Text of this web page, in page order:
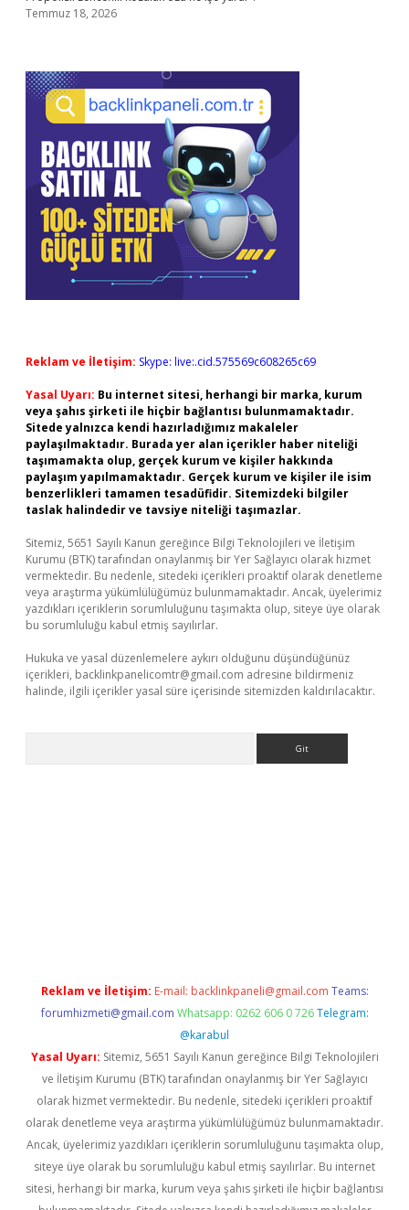
Temmuz 18, 2026
Reklam ve İletişim: Skype: live:.cid.575569c608265c69
Yasal Uyarı: Bu internet sitesi, herhangi bir marka, kurum
veya şahıs şirketi ile hiçbir bağlantısı bulunmamaktadır.
Sitede yalnızca kendi hazırladığımız makaleler
paylaşılmaktadır. Burada yer alan içerikler haber niteliği
taşımamakta olup, gerçek kurum ve kişiler hakkında
paylaşım yapılmamaktadır. Gerçek kurum ve kişiler ile isim
benzerlikleri tamamen tesadüfidir. Sitemizdeki bilgiler
taslak halindedir ve tavsiye niteliği taşımazlar.
Sitemiz, 5651 Sayılı Kanun gereğince Bilgi Teknolojileri ve İletişim
Kurumu (BTK) tarafından onaylanmış bir Yer Sağlayıcı olarak hizmet
vermektedir. Bu nedenle, sitedeki içerikleri proaktif olarak denetleme
veya araştırma yükümlülüğümüz bulunmamaktadır. Ancak, üyelerimiz
yazdıkları içeriklerin sorumluluğunu taşımakta olup, siteye üye olarak
bu sorumluluğu kabul etmiş sayılırlar.
Hukuka ve yasal düzenlemelere aykırı olduğunu düşündüğünüz
içerikleri, backlinkpanelicomtr@gmail.com adresine bildirmeniz
halinde, ilgili içerikler yasal süre içerisinde sitemizden kaldırılacaktır.
Reklam ve İletişim: E-mail: backlinkpaneli@gmail.com Teams:
forumhizmeti@gmail.com Whatsapp: 0262 606 0 726 Telegram:
@karabul
Yasal Uyarı: Sitemiz, 5651 Sayılı Kanun gereğince Bilgi Teknolojileri
ve İletişim Kurumu (BTK) tarafından onaylanmış bir Yer Sağlayıcı
olarak hizmet vermektedir. Bu nedenle, sitedeki içerikleri proaktif
olarak denetleme veya araştırma yükümlülüğümüz bulunmamaktadır.
Ancak, üyelerimiz yazdıkları içeriklerin sorumluluğunu taşımakta olup,
siteye üye olarak bu sorumluluğu kabul etmiş sayılırlar. Bu internet
sitesi, herhangi bir marka, kurum veya şahıs şirketi ile hiçbir bağlantısı